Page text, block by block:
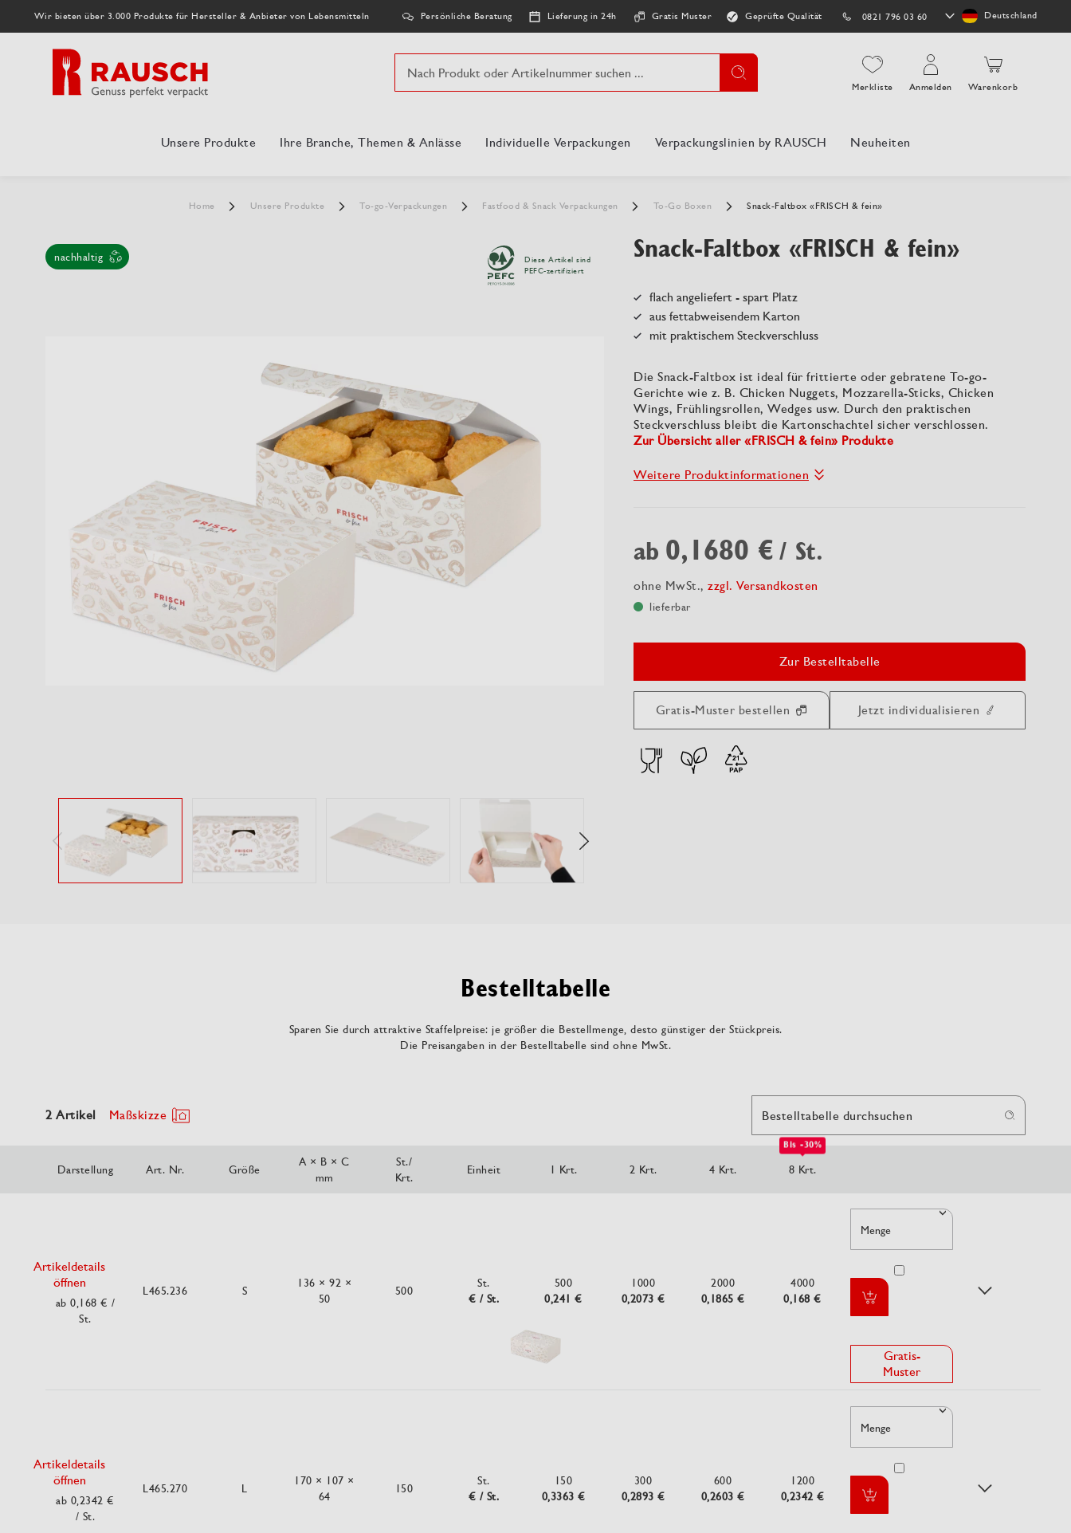
Wir bieten über 3.000 Produkte für Hersteller & Anbieter von Lebensmitteln Persönliche Beratung Lieferung in 24h Gratis Muster Geprüfte Qualität 0821 796 03 60
Store
auswählen
Deutschland
Suche
Merkliste Anmelden Warenkorb
Unsere Produkte Ihre Branche, Themen & Anlässe Individuelle Verpackungen Verpackungslinien by RAUSCH Neuheiten
Home Unsere Produkte To-go-Verpackungen Fastfood & Snack Verpackungen To-Go Boxen Snack-Faltbox «FRISCH & fein»
nachhaltig
Diese Artikel sind
PEFC-zertifiziert
Snack-Faltbox «FRISCH & fein»
flach angeliefert - spart Platz
aus fettabweisendem Karton
mit praktischem Steckverschluss
Die Snack-Faltbox ist ideal für frittierte oder gebratene To-go-
Gerichte wie z. B. Chicken Nuggets, Mozzarella-Sticks, Chicken
Wings, Frühlingsrollen, Wedges usw. Durch den praktischen
Steckverschluss bleibt die Kartonschachtel sicher verschlossen.
Zur Übersicht aller «FRISCH & fein» Produkte
Weitere Produktinformationen
ab 0,1680 € / St.
ohne MwSt., zzgl. Versandkosten
lieferbar
Zur Bestelltabelle
Gratis-Muster bestellen Jetzt individualisieren
Bestelltabelle
Sparen Sie durch attraktive Staffelpreise: je größer die Bestellmenge, desto günstiger der Stückpreis.
Die Preisangaben in der Bestelltabelle sind ohne MwSt.
2 Artikel Maßskizze Bestelltabelle durchsuchen
Darstellung Art. Nr. Größe
A × B × C
mm
St./
Krt.
Einheit 1 Krt. 2 Krt. 4 Krt.
Bis -30%
8 Krt.
Artikeldetails
öffnen
ab 0,168 € /
St.
L465.236 S
136 × 92 ×
50
500
St.
€ / St.
500
0,241 €
1000
0,2073 €
2000
0,1865 €
4000
0,168 €
Menge
Gratis-
Muster
Artikeldetails
öffnen
ab 0,2342 €
/ St.
L465.270 L
170 × 107 ×
64
150
St.
€ / St.
150
0,3363 €
300
0,2893 €
600
0,2603 €
1200
0,2342 €
Menge